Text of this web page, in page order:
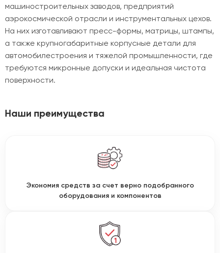
машиностроительных заводов, предприятий
аэрокосмической отрасли и инструментальных цехов.
На них изготавливают пресс-формы, матрицы, штампы,
а также крупногабаритные корпусные детали для
автомобилестроения и тяжелой промышленности, где
требуются микронные допуски и идеальная чистота
поверхности.
Наши преимущества
Экономия средств за счет верно подобранного
оборудования и компонентов